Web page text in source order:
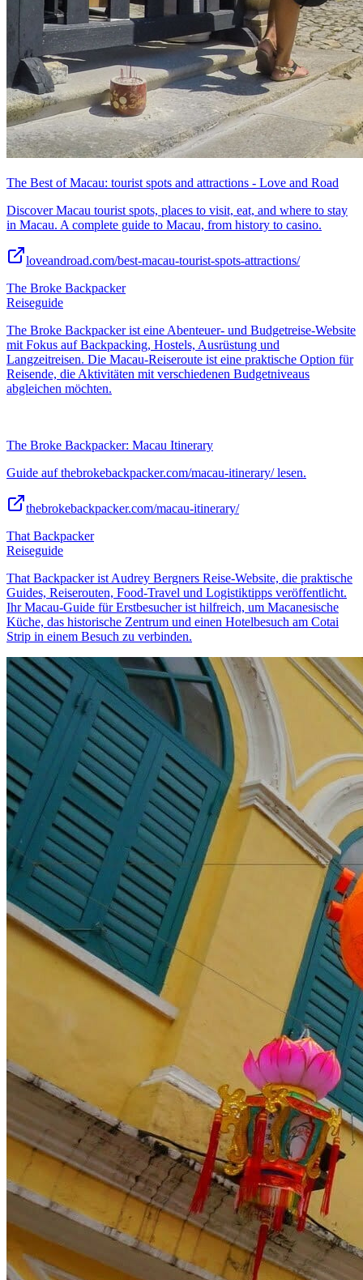
The Best of Macau: tourist spots and attractions - Love and Road
Discover Macau tourist spots, places to visit, eat, and where to stay
in Macau. A complete guide to Macau, from history to casino.
loveandroad.com/best-macau-tourist-spots-attractions/
The Broke Backpacker
Reiseguide
The Broke Backpacker ist eine Abenteuer- und Budgetreise-Website
mit Fokus auf Backpacking, Hostels, Ausrüstung und
Langzeitreisen. Die Macau-Reiseroute ist eine praktische Option für
Reisende, die Aktivitäten mit verschiedenen Budgetniveaus
abgleichen möchten.
The Broke Backpacker: Macau Itinerary
Guide auf thebrokebackpacker.com/macau-itinerary/ lesen.
thebrokebackpacker.com/macau-itinerary/
That Backpacker
Reiseguide
That Backpacker ist Audrey Bergners Reise-Website, die praktische
Guides, Reiserouten, Food-Travel und Logistiktipps veröffentlicht.
Ihr Macau-Guide für Erstbesucher ist hilfreich, um Macanesische
Küche, das historische Zentrum und einen Hotelbesuch am Cotai
Strip in einem Besuch zu verbinden.